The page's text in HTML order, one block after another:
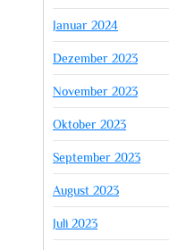
Januar 2024
Dezember 2023
November 2023
Oktober 2023
September 2023
August 2023
Juli 2023